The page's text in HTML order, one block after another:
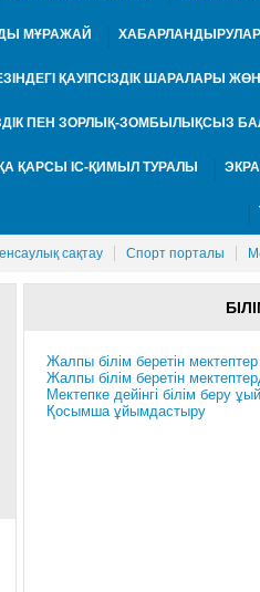
МҰРАЖАЙ ХАБАРЛАНДЫРУЛАР
ҚАУІПСІЗДІК ШАРАЛАРЫ
ПЕН ЗОРЛЫҚ-ЗОМБЫЛЫҚСЫЗ
ҚАРСЫ ІС-ҚИМЫЛ ТУРАЛЫ
сақтау Спорт порталы
Жалпы білім беретін мектептер
Жалпы білім беретін
Мектепке дейінгі білім беру
Қосымша ұйымдастыру